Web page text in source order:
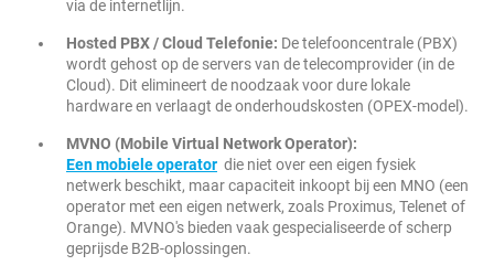
via de internetlijn.
Hosted PBX / Cloud Telefonie: De telefooncentrale (PBX)
wordt gehost op de servers van de telecomprovider (in de
Cloud). Dit elimineert de noodzaak voor dure lokale
hardware en verlaagt de onderhoudskosten (OPEX-model).
MVNO (Mobile Virtual Network Operator):
Een mobiele operator die niet over een eigen fysiek
netwerk beschikt, maar capaciteit inkoopt bij een MNO (een
operator met een eigen netwerk, zoals Proximus, Telenet of
Orange). MVNO's bieden vaak gespecialiseerde of scherp
geprijsde B2B-oplossingen.